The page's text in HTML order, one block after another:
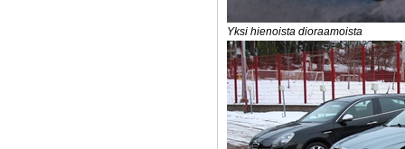
Yksi hienoista dioraamoista